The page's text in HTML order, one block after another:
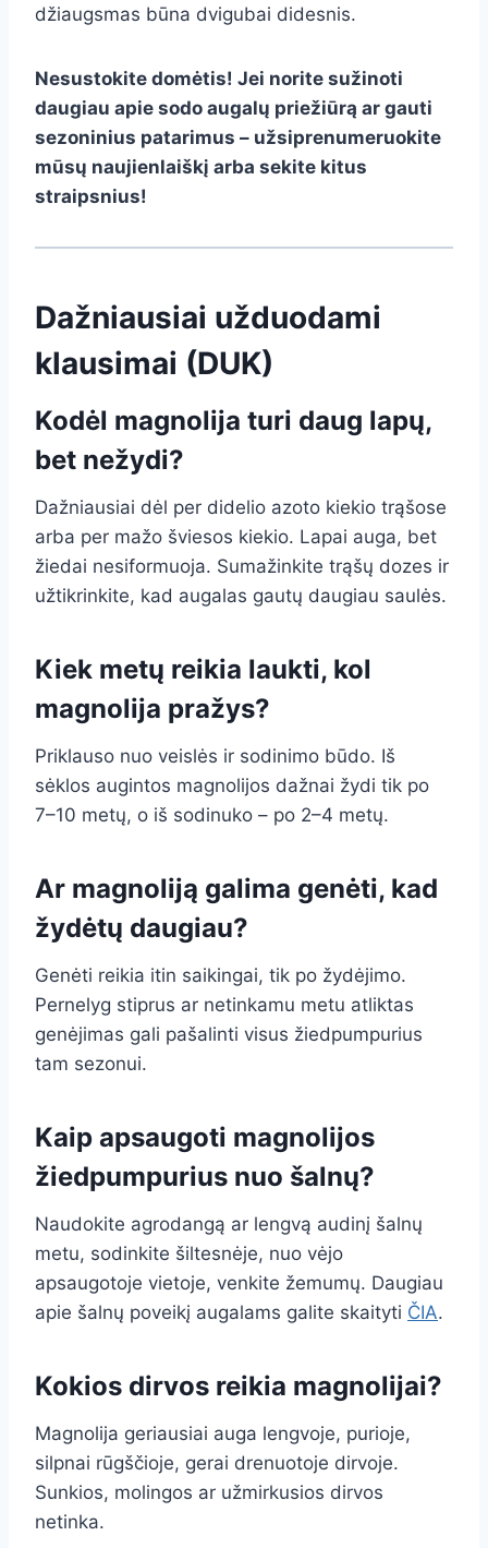
džiaugsmas būna dvigubai didesnis.
Nesustokite domėtis! Jei norite sužinoti
daugiau apie sodo augalų priežiūrą ar gauti
sezoninius patarimus – užsiprenumeruokite
mūsų naujienlaiškį arba sekite kitus
straipsnius!
Dažniausiai užduodami
klausimai (DUK)
Kodėl magnolija turi daug lapų,
bet nežydi?
Dažniausiai dėl per didelio azoto kiekio trąšose
arba per mažo šviesos kiekio. Lapai auga, bet
žiedai nesiformuoja. Sumažinkite trąšų dozes ir
užtikrinkite, kad augalas gautų daugiau saulės.
Kiek metų reikia laukti, kol
magnolija pražys?
Priklauso nuo veislės ir sodinimo būdo. Iš
sėklos augintos magnolijos dažnai žydi tik po
7–10 metų, o iš sodinuko – po 2–4 metų.
Ar magnoliją galima genėti, kad
žydėtų daugiau?
Genėti reikia itin saikingai, tik po žydėjimo.
Pernelyg stiprus ar netinkamu metu atliktas
genėjimas gali pašalinti visus žiedpumpurius
tam sezonui.
Kaip apsaugoti magnolijos
žiedpumpurius nuo šalnų?
Naudokite agrodangą ar lengvą audinį šalnų
metu, sodinkite šiltesnėje, nuo vėjo
apsaugotoje vietoje, venkite žemumų. Daugiau
apie šalnų poveikį augalams galite skaityti ČIA.
Kokios dirvos reikia magnolijai?
Magnolija geriausiai auga lengvoje, purioje,
silpnai rūgščioje, gerai drenuotoje dirvoje.
Sunkios, molingos ar užmirkusios dirvos
netinka.